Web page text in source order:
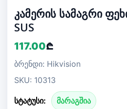
კამერის სამაგრი
SUS
117.00₾
ბრენდი: Hikvision
SKU: 10313
სტატუსი: მარაგშია